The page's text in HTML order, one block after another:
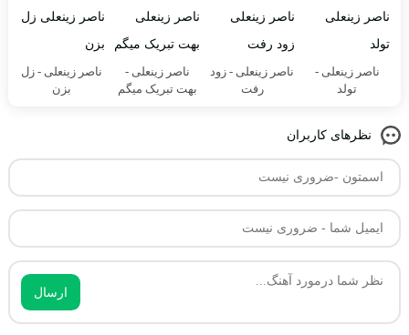
ناصر زینعلی -
تولد
ناصر زینعلی - زود
رفت
ناصر زینعلی -
بهت تبریک میگم
ناصر زینعلی - زل
بزن
نظرهای کاربران
ارسال